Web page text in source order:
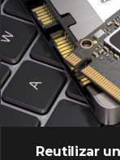
Reutilizar